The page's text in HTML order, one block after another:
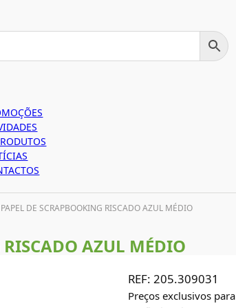
DE SCRAPBOOKING RISCADO AZUL MÉDIO
RISCADO AZUL MÉDIO
REF: 205.309031
Preços exclusivos para